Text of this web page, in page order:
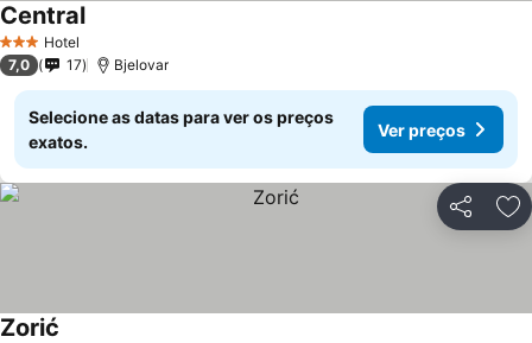
3 EstrelasHotel
CentralVer preços
7,0 17 Bjelovar
Selecione as datas para ver os preços
exatos.
Ver preços
Partilhar
Zorić